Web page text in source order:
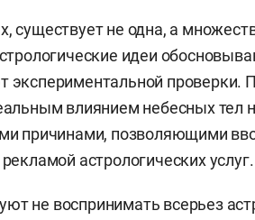
существует не одна, а
идеи
проверки.
влиянием небесных тел
причинами, позволяющими
астрологических услуг.
не воспринимать всерьез